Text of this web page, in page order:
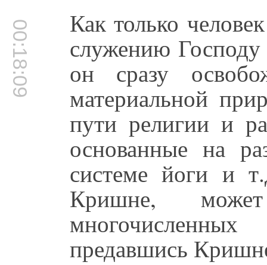
00:18:09 Как только
служению
он сразу
материальной
пути религии и
основанные на
системе йоги и
Кришне,
предавшись